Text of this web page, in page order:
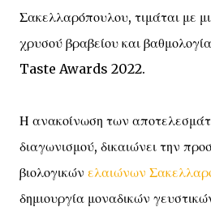
Σακελλαρόπουλου, τιμάται με
χρυσού βραβείου και
Taste Awards 2022.
Η ανακοίνωση των
διαγωνισμού, δικαιώνει την
βιολογικών ελαιώνων
δημιουργία μοναδικών